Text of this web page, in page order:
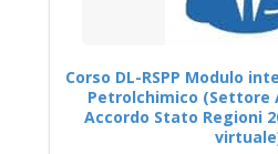
Corso DL-RSPP Modulo
Petrolchimico (Settore
Accordo Stato Regioni